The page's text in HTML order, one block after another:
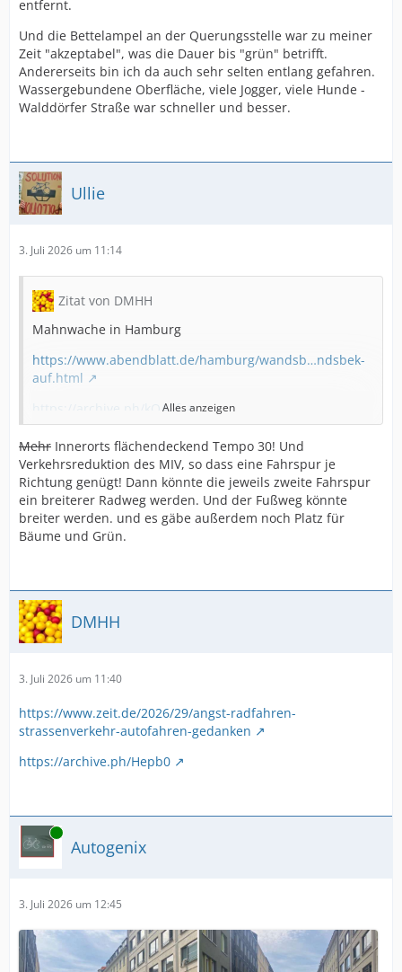
entfernt.
Und die Bettelampel an der Querungsstelle war zu meiner
Zeit "akzeptabel", was die Dauer bis "grün" betrifft.
Andererseits bin ich da auch sehr selten entlang gefahren.
Wassergebundene Oberfläche, viele Jogger, viele Hunde -
Walddörfer Straße war schneller und besser.
Ullie
3. Juli 2026 um 11:14
Zitat von DMHH
Mahnwache in Hamburg
https://www.abendblatt.de/hamburg/wandsb…ndsbek-
auf.html
https://archive.ph/kQASf
Im
Ölmühlenweg
. gleich von 2 Autos erfasst! Straße
mit 4 Fahrstreifen!!! und benutzungspflichtigen
Radwegen 🤔
oh, achso
Tjo.
Alles anzeigen
Mehr Innerorts flächendeckend Tempo 30! Und
Verkehrsreduktion des MIV, so dass eine Fahrspur je
Richtung genügt! Dann könnte die jeweils zweite Fahrspur
ein breiterer Radweg werden. Und der Fußweg könnte
breiter werden. und es gäbe außerdem noch Platz für
Bäume und Grün.
DMHH
3. Juli 2026 um 11:40
https://www.zeit.de/2026/29/angst-radfahren-
strassenverkehr-autofahren-gedanken
https://archive.ph/Hepb0
Online
Autogenix
3. Juli 2026 um 12:45